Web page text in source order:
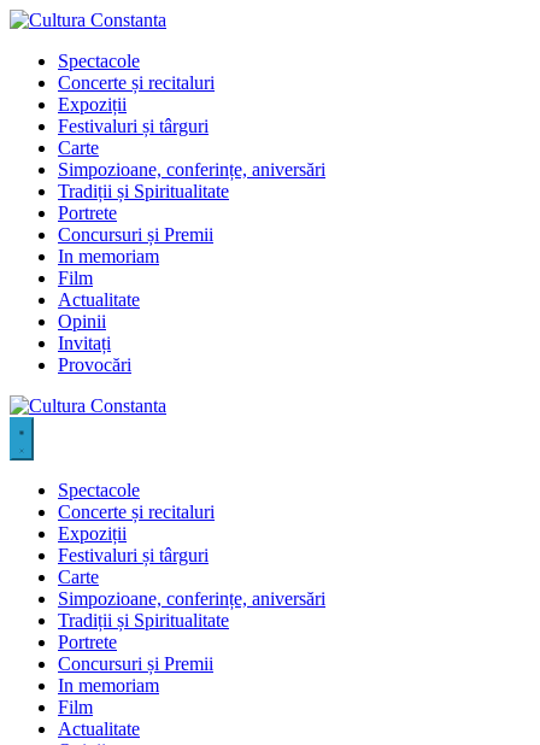
Sari
conținutSpectacole
Concerte și recitaluri
Expoziții
Festivaluri și târguri
Carte
Simpozioane, conferințe, aniversări
Tradiții și Spiritualitate
Portrete
Concursuri și Premii
In memoriam
Film
Actualitate
Opinii
Invitați
Provocări
Spectacole
Concerte și recitaluri
Expoziții
Festivaluri și târguri
Carte
Simpozioane, conferințe, aniversări
Tradiții și Spiritualitate
Portrete
Concursuri și Premii
In memoriam
Film
Actualitate